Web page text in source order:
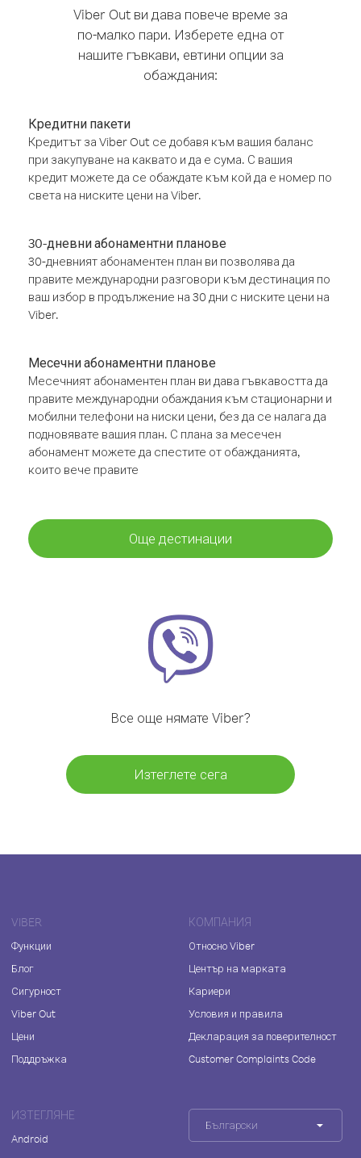
Viber Out ви дава повече време за
по-малко пари. Изберете една от
нашите гъвкави, евтини опции за
обаждания:
Кредитни пакети
Кредитът за Viber Out се добавя към вашия баланс
при закупуване на каквато и да е сума. С вашия
кредит можете да се обаждате към кой да е номер по
света на ниските цени на Viber.
30-дневни абонаментни планове
30-дневният абонаментен план ви позволява да
правите международни разговори към дестинация по
ваш избор в продължение на 30 дни с ниските цени на
Viber.
Месечни абонаментни планове
Месечният абонаментен план ви дава гъвкавостта да
правите международни обаждания към стационарни и
мобилни телефони на ниски цени, без да се налага да
подновявате вашия план. С плана за месечен
абонамент можете да спестите от обажданията,
които вече правите
Още дестинации
Все още нямате Viber?
Изтеглете сега
VIBER
Функции
Блог
Сигурност
Viber Out
Цени
Поддръжка
КОМПАНИЯ
Относно Viber
Център на марката
Кариери
Условия и правила
Декларация за поверителност
Customer Complaints Code
ИЗТЕГЛЯНЕ
Android
Български